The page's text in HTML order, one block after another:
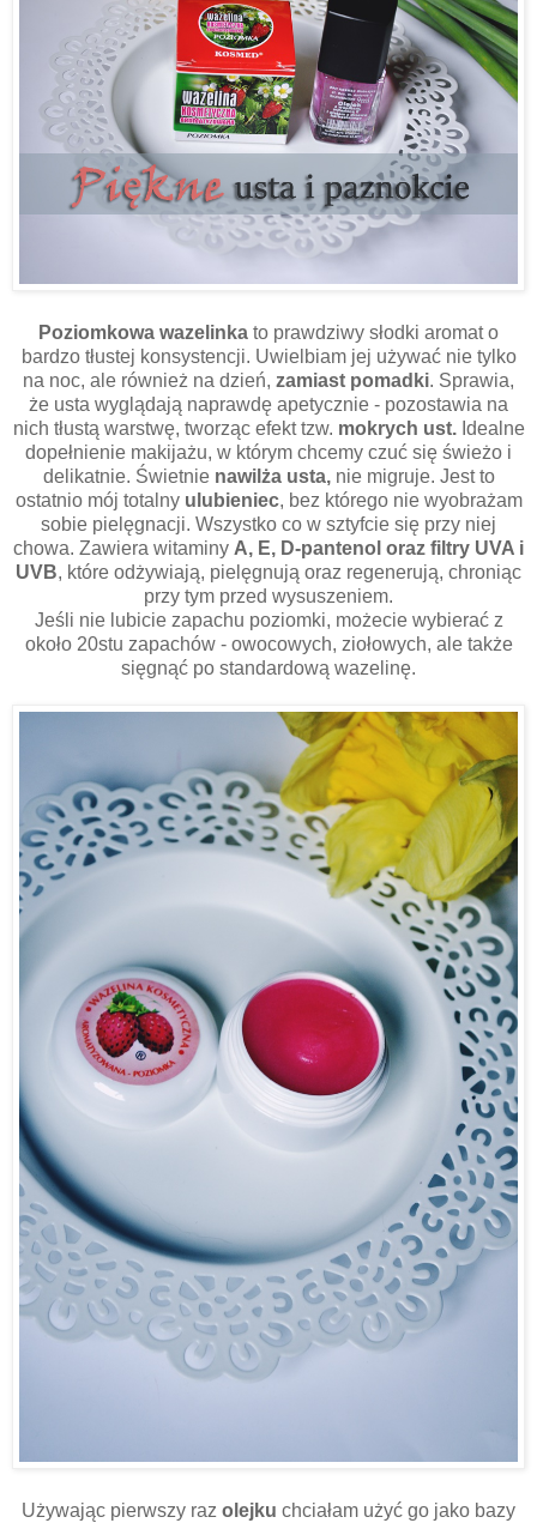
Poziomkowa wazelinka to prawdziwy słodki aromat o
bardzo tłustej konsystencji. Uwielbiam jej używać nie tylko
na noc, ale również na dzień, zamiast pomadki. Sprawia,
że usta wyglądają naprawdę apetycznie - pozostawia na
nich tłustą warstwę, tworząc efekt tzw. mokrych ust.Idealne
dopełnienie makijażu, w którym chcemy czuć się świeżo i
delikatnie. Świetnie nawilża usta,nie migruje. Jest to
ostatnio mój totalnyulubieniec, bez którego nie wyobrażam
sobie pielęgnacji. Wszystko co w sztyfcie się przy niej
chowa. Zawiera witaminy A, E, D-pantenol oraz filtry UVA i
UVB, które odżywiają, pielęgnują oraz regenerują, chroniąc
przy tym przed wysuszeniem.
Jeśli nie lubicie zapachu poziomki, możecie wybierać z
około 20stu zapachów - owocowych, ziołowych, ale także
sięgnąć po standardową wazelinę.
Używając pierwszy raz olejku chciałam użyć go jako bazy